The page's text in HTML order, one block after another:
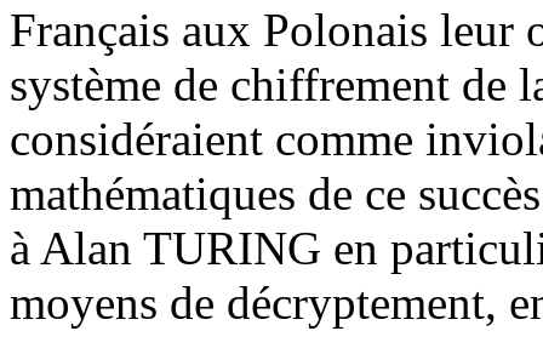
Français aux Polonais leur
système de chiffrement de
considéraient comme
mathématiques de ce
à Alan TURING en
moyens de décryptement,